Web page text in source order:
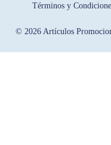
Términos y
© 2026 Artículos